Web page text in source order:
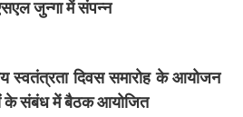
जुन्गा में संपन्न
स्वतंत्रता दिवस समारोह के आयोजन
के संबंध में बैठक आयोजित